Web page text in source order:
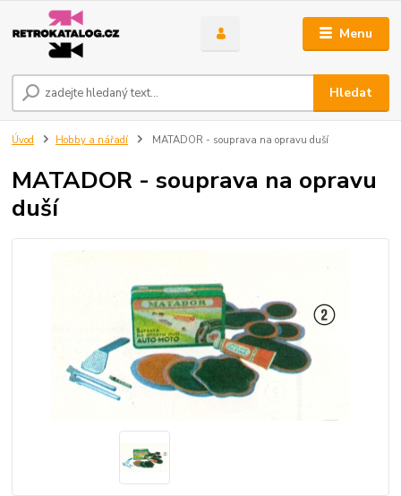
Menu
Hledat
Úvod Hobby a nářadí MATADOR - souprava na opravu duší
MATADOR - souprava na opravu
duší